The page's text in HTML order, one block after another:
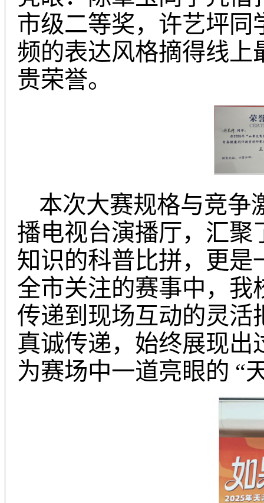
市级二等奖，许艺坪
频的表达风格摘得线上
贵荣誉。
本次大赛规格与竞
播电视台演播厅，汇聚
知识的科普比拼，更是
全市关注的赛事中，我
传递到现场互动的灵活
真诚传递，始终展现
为赛场中一道亮眼的 “